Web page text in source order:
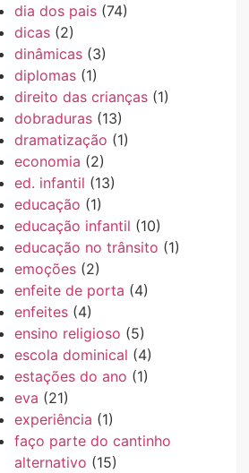
dia dos pais(74)
dicas(2)
dinâmicas(3)
diplomas(1)
direito das crianças(1)
dobraduras(13)
dramatização (1)
economia (2)
ed. infantil (13)
educação (1)
educação infantil (10)
educação no trânsito (1)
emoções(2)
enfeite de porta (4)
enfeites(4)
ensino religioso (5)
escola dominical (4)
estações do ano (1)
eva (21)
experiência (1)
faço parte do cantinho
alternativo (15)